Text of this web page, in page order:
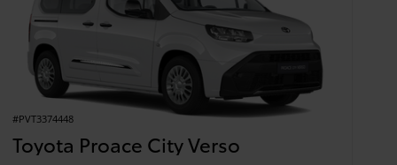
#PVT3374448
Toyota Proace City Verso